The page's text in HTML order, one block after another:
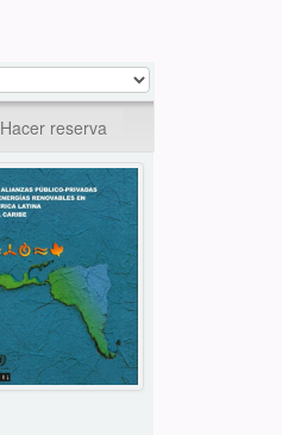
Hacer reserva